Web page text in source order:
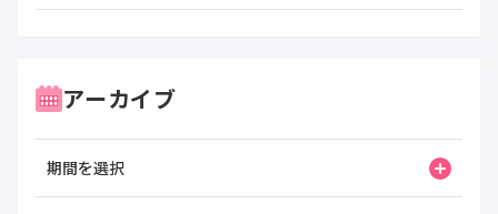
アーカイブ
期間を選択